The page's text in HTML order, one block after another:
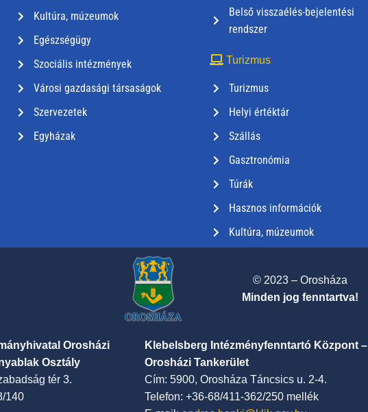
Kultúra, múzeumok
Egészségügy
Szociális intézmények
Városi gazdasági társaságok
Szervezetek
Egyházak
Belső visszaélés-bejelentési
rendszer
Turizmus
Turizmus
Helyi értéktár
Szállás
Gasztronómia
Túrák
Hasznos információk
Kultúra, múzeumok
© 2023 – Orosháza
Minden jog fenntartva!
Orosházi
Osztály
tér 3.
140
Klebelsberg Intézményfenntartó Központ –
Orosházi Tankerület
Cím: 5900, Orosháza Táncsics u. 2-4.
Telefon: +36-68/411-362/250 mellék